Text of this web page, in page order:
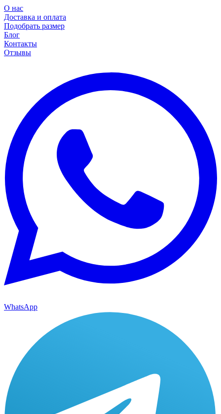
О нас
Доставка и оплата
Подобрать размер
Блог
Контакты
Отзывы
WhatsApp